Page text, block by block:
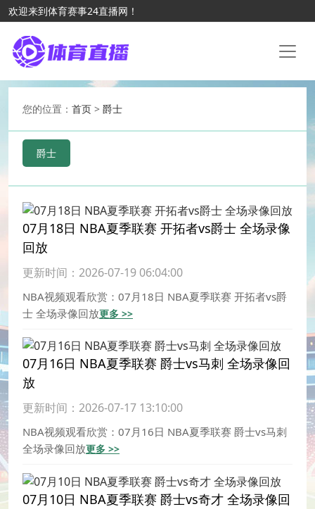
欢迎来到体育赛事24直播网！
您的位置： 首页 > 爵士
爵士
07月18日 NBA夏季联赛 开拓者vs爵士 全场录像
回放
更新时间：2026-07-19 06:04:00
NBA视频观看欣赏：07月18日 NBA夏季联赛 开拓者vs爵
士 全场录像回放更多 >>
07月16日 NBA夏季联赛 爵士vs马刺 全场录像回
放
更新时间：2026-07-17 13:10:00
NBA视频观看欣赏：07月16日 NBA夏季联赛 爵士vs马刺
全场录像回放更多 >>
07月10日 NBA夏季联赛 爵士vs奇才 全场录像回